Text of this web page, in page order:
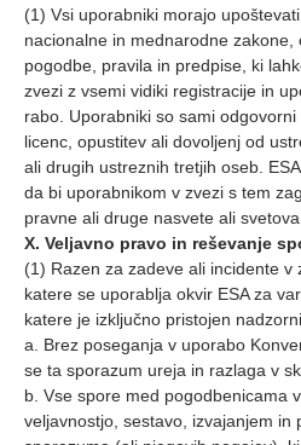
(1) Vsi uporabniki morajo
nacionalne in mednarodne zakone,
pogodbe, pravila in predpise, ki
zvezi z vsemi vidiki registracije in
rabo. Uporabniki so sami
licenc, opustitev ali dovoljenj od
ali drugih ustreznih tretjih oseb.
da bi uporabnikom v zvezi s tem
pravne ali druge nasvete ali
X. Veljavno pravo in reševanje
(1) Razen za zadeve ali incidente v
katere se uporablja okvir ESA za
katere je izključno pristojen
a. Brez poseganja v uporabo
se ta sporazum ureja in razlaga v
b. Vse spore med pogodbenicama
veljavnostjo, sestavo, izvajanjem in